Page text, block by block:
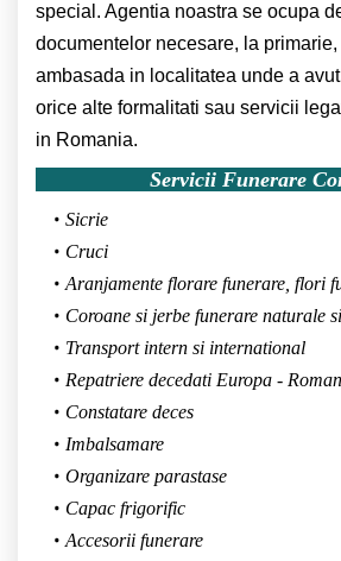
special. Agentia noastra se ocupa
documentelor necesare, la
ambasada in localitatea unde a
orice alte formalitati sau servicii
in Romania.
Servicii Funerare
Sicrie
Cruci
Aranjamente florare funerare, flori
Coroane si jerbe funerare naturale
Transport intern si international
Repatriere decedati Europa -
Constatare deces
Imbalsamare
Organizare parastase
Capac frigorific
Accesorii funerare